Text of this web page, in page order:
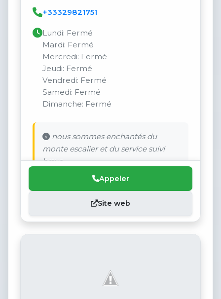
+33329821751
Lundi: Fermé
Mardi: Fermé
Mercredi: Fermé
Jeudi: Fermé
Vendredi: Fermé
Samedi: Fermé
Dimanche: Fermé
nous sommes enchantés du
monte escalier et du service suivi
bravo
Appeler
Site web